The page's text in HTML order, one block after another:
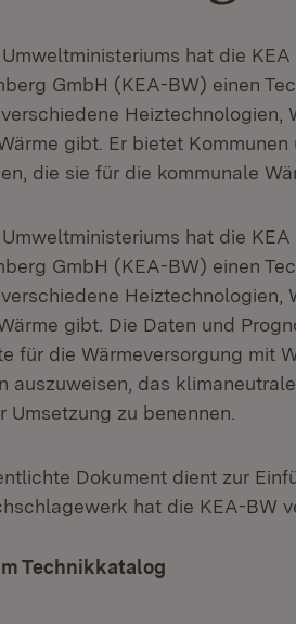
hat die
GmbH (KEA-BW) einen
Heiztechnologien,
gibt. Er bietet
die sie für die kommunale
hat die
GmbH (KEA-BW) einen
Heiztechnologien,
gibt. Die Daten und
für die Wärmeversorgung mit
auszuweisen, das
Umsetzung zu benennen.
Dokument dient zur
hat die KEA-BW
Technikkatalog